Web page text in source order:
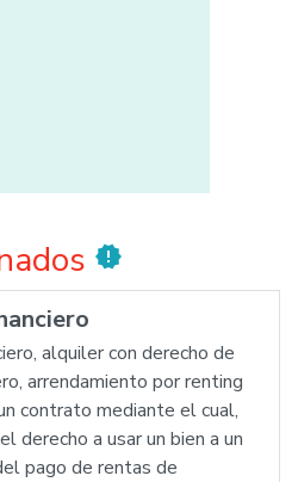
new_releases
alquiler con derecho de
arrendamiento por renting
contrato mediante el cual,
derecho a usar un bien a un
pago de rentas de